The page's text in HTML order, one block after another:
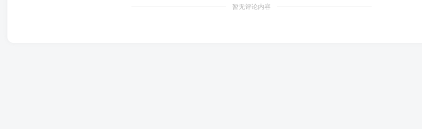
暂无评论内容